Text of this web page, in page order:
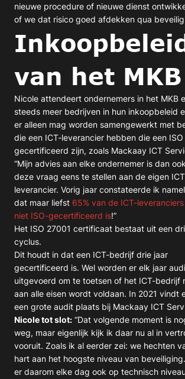
nieuwe procedure of nieuwe dienst
of we dat risico goed afdekken qua
van het MKB
Nicole attendeert ondernemers in het MKB
steeds meer bedrijven in hun inkoopbeleid
er alleen mag worden samengewerkt met
die een ICT-leverancier hebben die een ISO
gecertificeerd zijn, zoals Mackaay ICT
“Mijn advies aan elke ondernemer is dan
deze vraag eens te stellen aan de eigen
leverancier. Vorig jaar constateerde ik
dat maar liefst 65% van de ICT-
niet ISO-gecertificeerd is!”
Het ISO 27001 certificaat bestaat uit een
cyclus.
Dit houdt in dat een ICT-bedrijf drie jaar
gecertificeerd is. Wel worden er elk jaar
uitgevoerd om te toetsen of het ICT-bedrijf
aan alle eisen wordt voldaan. In 2021 vindt
een grote audit plaats bij Mackaay ICT
Nicole tot slot: “Dat volgende moment is
weg, maar eigenlijk kijk ik daar nu al in
vooruit. Zoals ik al eerder zei: we hechten
hart aan het hoogste niveau van
er daarom elke dag ook op technisch